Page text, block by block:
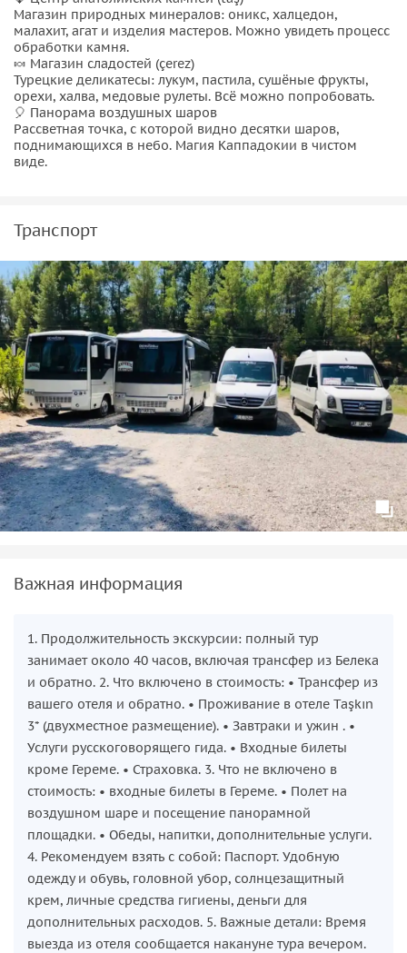
Магазин природных минералов: оникс, халцедон,
малахит, агат и изделия мастеров. Можно увидеть процесс
обработки камня.
🍬 Магазин сладостей (çerez)
Турецкие деликатесы: лукум, пастила, сушёные фрукты,
орехи, халва, медовые рулеты. Всё можно попробовать.
🎈 Панорама воздушных шаров
Рассветная точка, с которой видно десятки шаров,
поднимающихся в небо. Магия Каппадокии в чистом
виде.
Транспорт
Важная информация
1. Продолжительность экскурсии: полный тур
занимает около 40 часов, включая трансфер из Белека
и обратно. 2. Что включено в стоимость: • Трансфер из
вашего отеля и обратно. • Проживание в отеле Taşkın
3* (двухместное размещение). • Завтраки и ужин . •
Услуги русскоговорящего гида. • Входные билеты
кроме Гереме. • Страховка. 3. Что не включено в
стоимость: • входные билеты в Гереме. • Полет на
воздушном шаре и посещение панорамной
площадки. • Обеды, напитки, дополнительные услуги.
4. Рекомендуем взять с собой: Паспорт. Удобную
одежду и обувь, головной убор, солнцезащитный
крем, личные средства гигиены, деньги для
дополнительных расходов. 5. Важные детали: Время
выезда из отеля сообщается накануне тура вечером.